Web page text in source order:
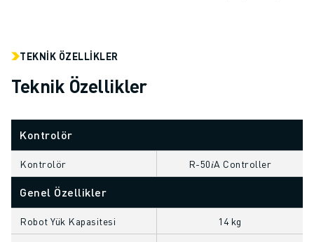
MEDIKAL
DEPOLAMA, LOJISTIK, SEVKIYAT
ARK KAYNAĞI
BIRLEŞTIRME
CNC TAŞLAMA
CNC FREZELEME
CNC TORNA
TEKNIK ÖZELLIKLER
Teknik Özellikler
Kontrolör
Kontrolör R-50𝑖A Controller
Genel Özellikler
Robot Yük Kapasitesi 14 kg